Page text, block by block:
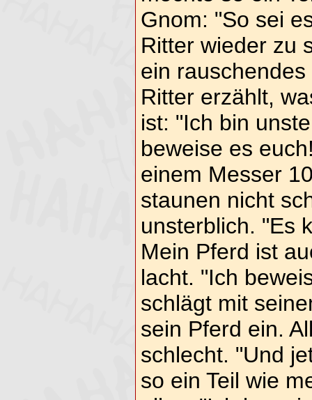
Gnom: "So sei
Ritter wieder zu
ein
Ritter erzählt,
ist: "Ich bin
beweise es
einem Messer
staunen nicht
unsterblich. "Es
Mein Pferd ist
lacht. "Ich
schlägt mit
sein Pferd ein.
schlecht. "Und
so ein Teil wie